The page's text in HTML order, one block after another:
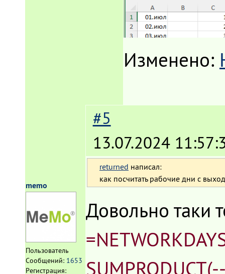
Изменено:
memo
Пользователь
Сообщений: 1653
Регистрация:
#5
13.07.2024
returned написал:
как посчитать рабочие дни с
Довольно таки